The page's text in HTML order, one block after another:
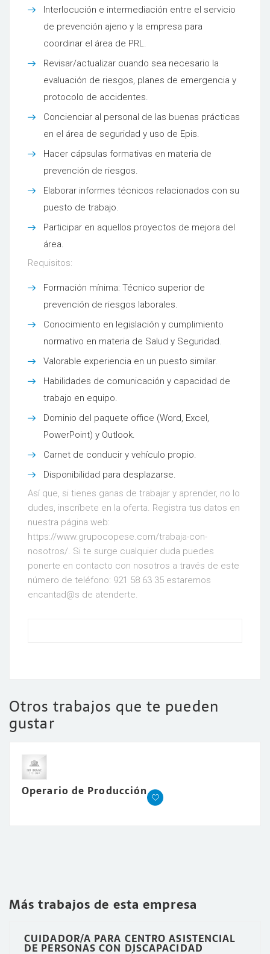
Interlocución e intermediación entre el servicio
de prevención ajeno y la empresa para
coordinar el área de PRL.
Revisar/actualizar cuando sea necesario la
evaluación de riesgos, planes de emergencia y
protocolo de accidentes.
Concienciar al personal de las buenas prácticas
en el área de seguridad y uso de Epis.
Hacer cápsulas formativas en materia de
prevención de riesgos.
Elaborar informes técnicos relacionados con su
puesto de trabajo.
Participar en aquellos proyectos de mejora del
área.
Requisitos:
Formación mínima: Técnico superior de
prevención de riesgos laborales.
Conocimiento en legislación y cumplimiento
normativo en materia de Salud y Seguridad.
Valorable experiencia en un puesto similar.
Habilidades de comunicación y capacidad de
trabajo en equipo.
Dominio del paquete office (Word, Excel,
PowerPoint) y Outlook.
Carnet de conducir y vehículo propio.
Disponibilidad para desplazarse.
Así que, si tienes ganas de trabajar y aprender, no lo
dudes, inscríbete en la oferta. Registra tus datos en
nuestra página web:
https://www.grupocopese.com/trabaja-con-
nosotros/. Si te surge cualquier duda puedes
ponerte en contacto con nosotros a través de este
número de teléfono: 921 58 63 35 estaremos
encantad@s de atenderte.
Otros trabajos que te pueden
gustar
Operario de Producción
Más trabajos de esta empresa
CUIDADOR/A PARA CENTRO ASISTENCIAL
DE PERSONAS CON DISCAPACIDAD